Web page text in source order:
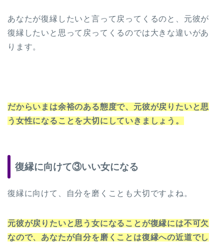
あなたが復縁したいと言って戻ってくるのと、元彼が
復縁したいと思って戻ってくるのでは大きな違いがあ
ります。
だからいまは余裕のある態度で、元彼が戻りたいと思
う女性になることを大切にしていきましょう。
復縁に向けて③いい女になる
復縁に向けて、自分を磨くことも大切ですよね。
元彼が戻りたいと思う女になることが復縁には不可欠
なので、あなたが自分を磨くことは復縁への近道でし